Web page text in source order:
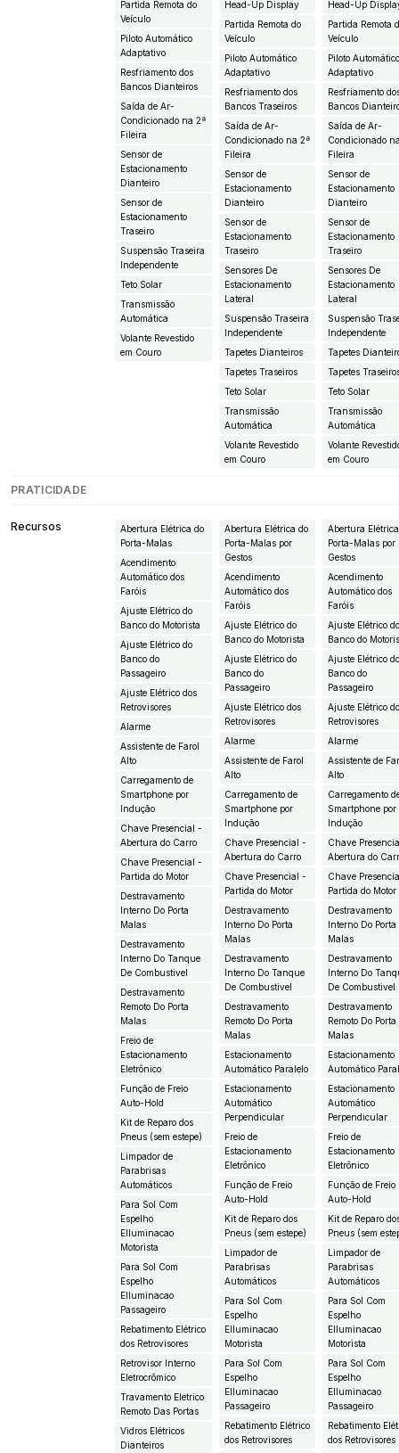
Partida Remota do
Veículo
Piloto Automático
Adaptativo
Resfriamento dos
Bancos Dianteiros
Saída de Ar-
Condicionado na 2ª
Fileira
Sensor de
Estacionamento
Dianteiro
Sensor de
Estacionamento
Traseiro
Suspensão Traseira
Independente
Teto Solar
Transmissão
Automática
Volante Revestido
em Couro
Head-Up Display
Partida Remota do
Veículo
Piloto Automático
Adaptativo
Resfriamento dos
Bancos Traseiros
Saída de Ar-
Condicionado na 2ª
Fileira
Sensor de
Estacionamento
Dianteiro
Sensor de
Estacionamento
Traseiro
Sensores De
Estacionamento
Lateral
Suspensão Traseira
Independente
Tapetes Dianteiros
Tapetes Traseiros
Teto Solar
Transmissão
Automática
Volante Revestido
em Couro
Head-Up
Partida Remota
Veículo
Piloto
Adaptativo
Resfriamento
Bancos
Saída de Ar-
Condicionado
Fileira
Sensor de
Estacionamento
Dianteiro
Sensor de
Estacionamento
Traseiro
Sensores De
Estacionamento
Lateral
Suspensão
Independente
Tapetes
Tapetes
Teto Solar
Transmissão
Automática
Volante
em Couro
PRATICIDADE
Recursos
Abertura Elétrica do
Porta-Malas
Acendimento
Automático dos
Faróis
Ajuste Elétrico do
Banco do Motorista
Ajuste Elétrico do
Banco do
Passageiro
Ajuste Elétrico dos
Retrovisores
Alarme
Assistente de Farol
Alto
Carregamento de
Smartphone por
Indução
Chave Presencial -
Abertura do Carro
Chave Presencial -
Partida do Motor
Destravamento
Interno Do Porta
Malas
Destravamento
Interno Do Tanque
De Combustivel
Destravamento
Remoto Do Porta
Malas
Freio de
Estacionamento
Eletrônico
Função de Freio
Auto-Hold
Kit de Reparo dos
Pneus (sem estepe)
Limpador de
Parabrisas
Automáticos
Para Sol Com
Espelho
EIluminacao
Motorista
Para Sol Com
Espelho
EIluminacao
Passageiro
Rebatimento Elétrico
dos Retrovisores
Retrovisor Interno
Eletrocrômico
Travamento Eletrico
Remoto Das Portas
Vidros Elétricos
Dianteiros
Abertura Elétrica do
Porta-Malas por
Gestos
Acendimento
Automático dos
Faróis
Ajuste Elétrico do
Banco do Motorista
Ajuste Elétrico do
Banco do
Passageiro
Ajuste Elétrico dos
Retrovisores
Alarme
Assistente de Farol
Alto
Carregamento de
Smartphone por
Indução
Chave Presencial -
Abertura do Carro
Chave Presencial -
Partida do Motor
Destravamento
Interno Do Porta
Malas
Destravamento
Interno Do Tanque
De Combustivel
Destravamento
Remoto Do Porta
Malas
Estacionamento
Automático Paralelo
Estacionamento
Automático
Perpendicular
Freio de
Estacionamento
Eletrônico
Função de Freio
Auto-Hold
Kit de Reparo dos
Pneus (sem estepe)
Limpador de
Parabrisas
Automáticos
Para Sol Com
Espelho
EIluminacao
Motorista
Para Sol Com
Espelho
EIluminacao
Passageiro
Rebatimento Elétrico
dos Retrovisores
Abertura
Porta-Malas por
Gestos
Acendimento
Automático dos
Faróis
Ajuste Elétrico
Banco do
Ajuste Elétrico
Banco do
Passageiro
Ajuste Elétrico
Retrovisores
Alarme
Assistente de
Alto
Carregamento
Smartphone por
Indução
Chave
Abertura do
Chave
Partida do Motor
Destravamento
Interno Do Porta
Malas
Destravamento
Interno Do
De Combustivel
Destravamento
Remoto Do Porta
Malas
Estacionamento
Automático
Estacionamento
Automático
Perpendicular
Freio de
Estacionamento
Eletrônico
Função de Freio
Auto-Hold
Kit de Reparo
Pneus (sem
Limpador de
Parabrisas
Automáticos
Para Sol Com
Espelho
EIluminacao
Motorista
Para Sol Com
Espelho
EIluminacao
Passageiro
Rebatimento
dos Retrovisores